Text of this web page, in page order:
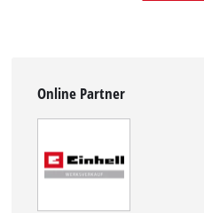
Online Partner